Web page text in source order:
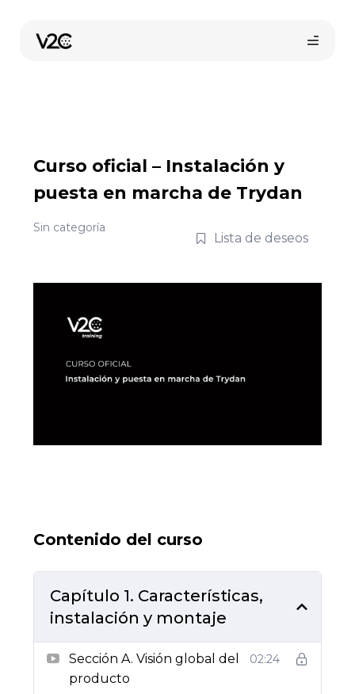
contenido
Compra online
Curso oficial – Instalación y
puesta en marcha de Trydan
Sin categoría
Lista de deseos
Contenido del curso
Capítulo 1. Características,
instalación y montaje
Sección A. Visión global del
producto
02:24